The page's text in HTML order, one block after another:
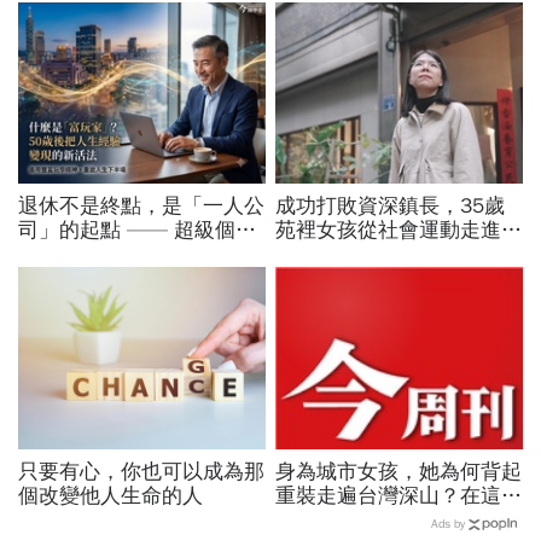
退休不是終點，是「一人公
司」的起點 —— 超級個體
成功打敗資深鎮長，35歲
苑裡女孩從社會運動走進鎮
只要有心，你也可以成為那
個改變他人生命的人
身為城市女孩，她為何背起
重裝走遍台灣深山？在這座
世界少見的高山島嶼，她找
Ads by